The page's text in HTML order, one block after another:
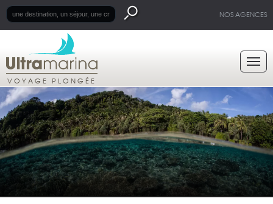
NOS AGENCES
VOYAGE PLONGÉE